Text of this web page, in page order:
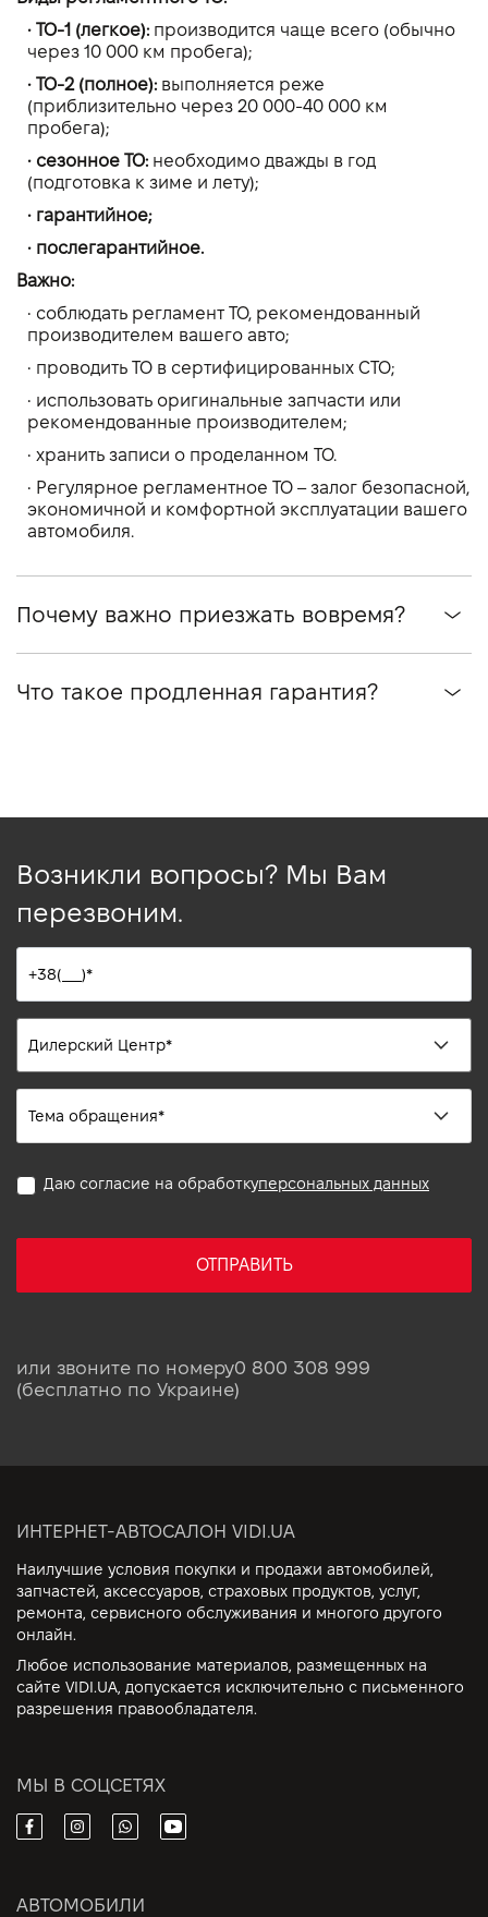
• ТО-1 (легкое): производится чаще всего (обычно
через 10 000 км пробега);
• ТО-2 (полное): выполняется реже
(приблизительно через 20 000-40 000 км
пробега);
• сезонное ТО: необходимо дважды в год
(подготовка к зиме и лету);
• гарантийное;
• послегарантийное.
Важно:
• соблюдать регламент ТО, рекомендованный
производителем вашего авто;
• проводить ТО в сертифицированных СТО;
• использовать оригинальные запчасти или
рекомендованные производителем;
• хранить записи о проделанном ТО.
• Регулярное регламентное ТО – залог безопасной,
экономичной и комфортной эксплуатации вашего
автомобиля.
Почему важно приезжать вовремя?
Что такое продленная гарантия?
Возникли вопросы? Мы Вам
перезвоним.
Даю согласие на обработкуперсональных данных
ОТПРАВИТЬ
или звоните по номеру0 800 308 999
(бесплатно по Украине)
ИНТЕРНЕТ-АВТОСАЛОН VIDI.UA
Наилучшие условия покупки и продажи автомобилей,
запчастей, аксессуаров, страховых продуктов, услуг,
ремонта, сервисного обслуживания и многого другого
онлайн.
Любое использование материалов, размещенных на
сайте VIDI.UA, допускается исключительно с письменного
разрешения правообладателя.
МЫ В СОЦСЕТЯХ
АВТОМОБИЛИ